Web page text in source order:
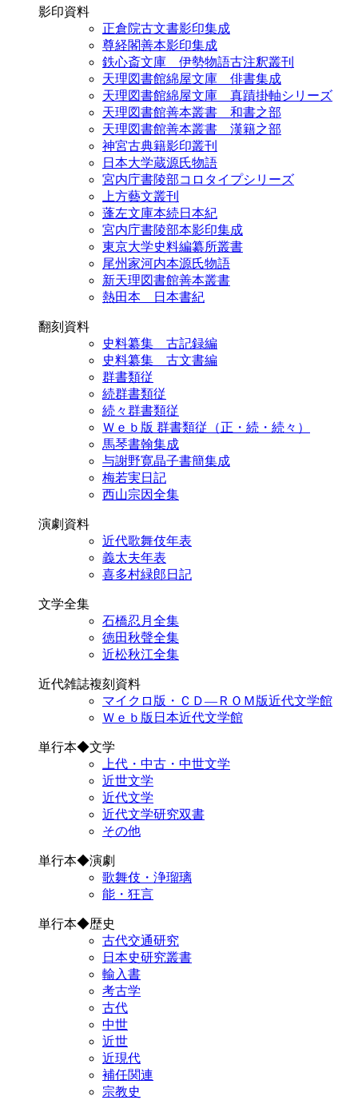
影印資料
正倉院古文書影印集成
尊経閣善本影印集成
鉄心斎文庫 伊勢物語古注釈叢刊
天理図書館綿屋文庫 俳書集成
天理図書館綿屋文庫 真蹟掛軸シリーズ
天理図書館善本叢書 和書之部
天理図書館善本叢書 漢籍之部
神宮古典籍影印叢刊
日本大学蔵源氏物語
宮内庁書陵部コロタイプシリーズ
上方藝文叢刊
蓬左文庫本続日本紀
宮内庁書陵部本影印集成
東京大学史料編纂所叢書
尾州家河内本源氏物語
新天理図書館善本叢書
熱田本 日本書紀
翻刻資料
史料纂集 古記録編
史料纂集 古文書編
群書類従
続群書類従
続々群書類従
Ｗｅｂ版 群書類従（正・続・続々）
馬琴書翰集成
与謝野寛晶子書簡集成
梅若実日記
西山宗因全集
演劇資料
近代歌舞伎年表
義太夫年表
喜多村緑郎日記
文学全集
石橋忍月全集
徳田秋聲全集
近松秋江全集
近代雑誌複刻資料
マイクロ版・ＣＤ―ＲＯＭ版近代文学館
Ｗｅｂ版日本近代文学館
単行本◆文学
上代・中古・中世文学
近世文学
近代文学
近代文学研究双書
その他
単行本◆演劇
歌舞伎・浄瑠璃
能・狂言
単行本◆歴史
古代交通研究
日本史研究叢書
輸入書
考古学
古代
中世
近世
近現代
補任関連
宗教史